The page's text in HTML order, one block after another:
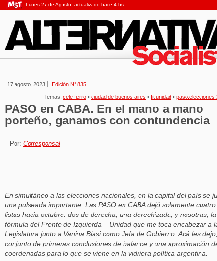
Lunes 27 de Agosto, actualizado hace 4 hs.
17 agosto, 2023 Edición N° 835
Temas: cele fierro • ciudad de buenos aires • fit unidad • paso.elecciones
PASO en CABA. En el mano a mano
porteño, ganamos con contundencia
Por: Corresponsal
En simultáneo a las elecciones nacionales, en la capital del país se
una pulseada importante. Las PASO en CABA dejó solamente cuatro
listas hacia octubre: dos de derecha, una derechizada, y nosotras, la
fórmula del Frente de Izquierda – Unidad que me toca encabezar a
Legislatura junto a Vanina Biasi como Jefa de Gobierno. Acá les
conjunto de primeras conclusiones de balance y una aproximación
coordenadas para lo que se viene en la vidriera política argentina.